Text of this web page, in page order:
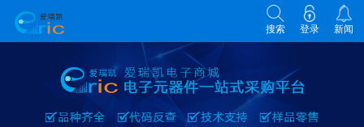
新闻
登录
搜索